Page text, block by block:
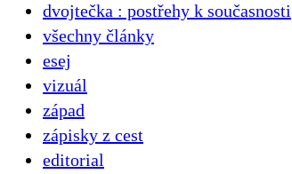
dvojtečka : postřehy k současnosti
všechny články
esej
vizuál
západ
zápisky z cest
editorial